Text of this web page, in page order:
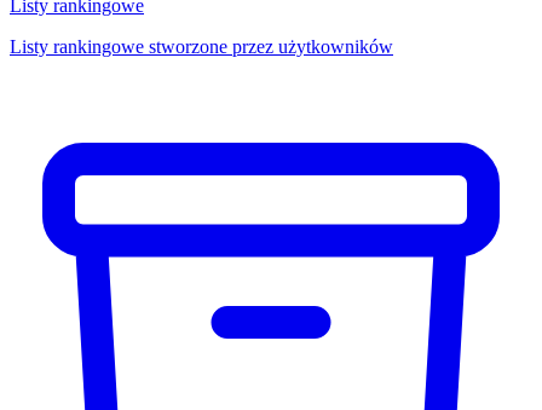
Listy rankingowe
Listy rankingowe stworzone przez użytkowników